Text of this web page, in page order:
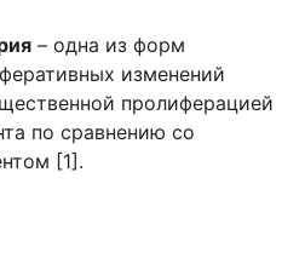
– одна из форм
изменений
пролиферацией
по сравнению со
[1].